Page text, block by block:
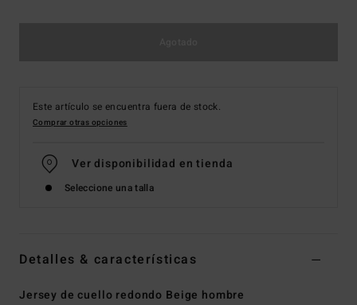
Este artículo se encuentra fuera de stock.
Comprar otras opciones
Ver disponibilidad en tienda
Seleccione una talla
Detalles & características
Jersey de cuello redondo Beige hombre